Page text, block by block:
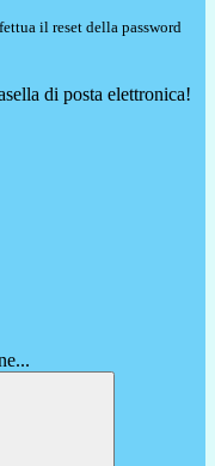
il reset della password
di posta elettronica!